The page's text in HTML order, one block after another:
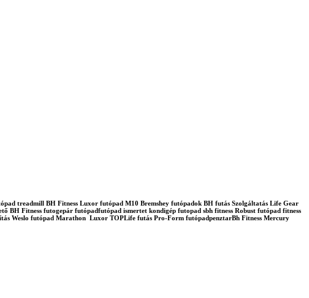
treadmill BH Fitness Luxor futópad M10 Bremshey futópadok BH futás Szolgáltatás Life Gear
Fitness futogepár futópadfutópad ismertet kondigép futopad sbh fitness Robust futópad fitness
Weslo futópad Marathon Luxor TOPLife futás Pro-Form futópadpenztarBh Fitness Mercury